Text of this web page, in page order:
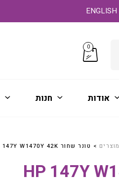
ENGLISH
0
אודות חנות
מוצרים > טונר שחור HP 147Y W1470Y 42K